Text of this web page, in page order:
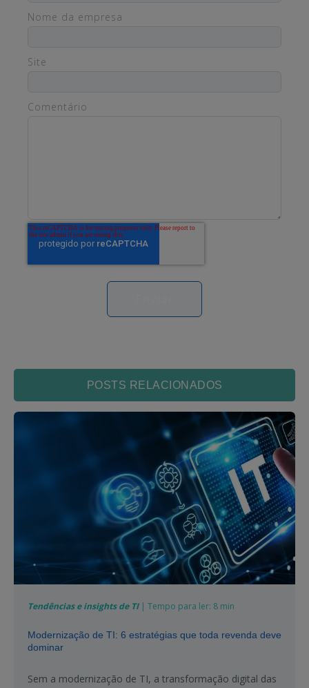
Nome da empresa
Site
Comentário
POSTS RELACIONADOS
Tendências e insights de TI| Tempo para ler: 8 min
Modernização de TI: 6 estratégias que toda revenda deve
dominar
Sem a modernização de TI, a transformação digital das